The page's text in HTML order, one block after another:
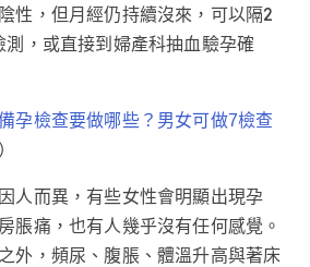
性，但月經仍持續沒來，可以隔2
測，或直接到婦產科抽血驗孕確
孕檢查要做哪些？男女可做7檢查
）
人而異，有些女性會明顯出現孕
脹痛，也有人幾乎沒有任何感覺。
外，頻尿、腹脹、體溫升高與著床